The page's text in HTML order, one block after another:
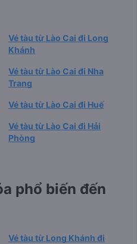
Vé tàu từ Lào Cai đi Long
Khánh
Vé tàu từ Lào Cai đi Nha
Trang
Vé tàu từ Lào Cai đi Huế
Vé tàu từ Lào Cai đi Hải
Phòng
phổ biến đến
Vé tàu từ Long Khánh đi